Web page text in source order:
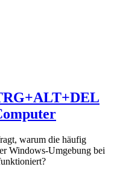
warum die häufig
Windows-Umgebung bei